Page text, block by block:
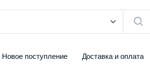
Новое поступление Доставка и оплата